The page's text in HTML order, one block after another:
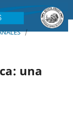
/
una